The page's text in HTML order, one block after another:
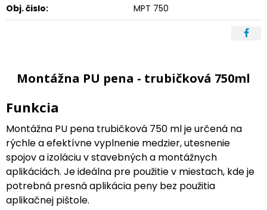
Obj. čislo: MPT 750
Montážna PU pena - trubičková 750ml
Funkcia
Montážna PU pena trubičková 750 ml je určená na
rýchle a efektívne vyplnenie medzier, utesnenie
spojov a izoláciu v stavebných a montážnych
aplikáciách. Je ideálna pre použitie v miestach, kde je
potrebná presná aplikácia peny bez použitia
aplikačnej pištole.